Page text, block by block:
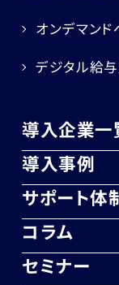
オンデマン
デジタル給
導入企業一
導入事例
サポート体
コラム
セミナー